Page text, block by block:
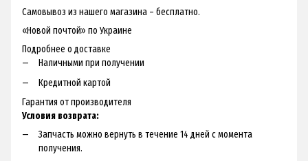
Самовывоз из нашего магазина – бесплатно.
«Новой почтой» по Украине
Подробнее о доставке
Наличными при получении
Кредитной картой
Гарантия от производителя
Условия возврата:
Запчасть можно вернуть в течение 14 дней с момента
получения.